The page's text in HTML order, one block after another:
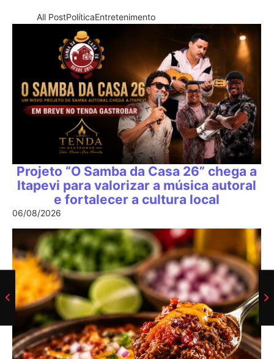
All PostPolíticaEntretenimento
Projeto “O Samba da Casa 26” chega a
Itapevi para valorizar a música autoral
e fortalecer a cultura local
06/08/2026